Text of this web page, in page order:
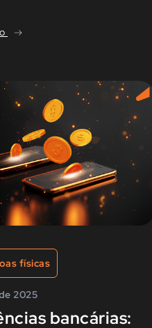
físicas
2025
bancárias: